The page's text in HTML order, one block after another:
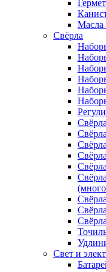
Масла
Свёрла
Свет и